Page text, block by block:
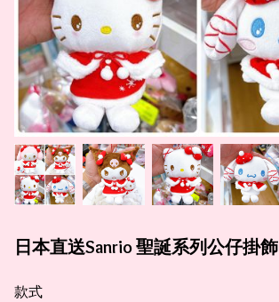
日本直送Sanrio 聖誕系列公仔掛飾
款式